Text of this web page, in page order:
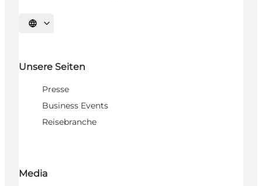
Sprache auswählen
Unsere Seiten
Presse
Business Events
Reisebranche
Media